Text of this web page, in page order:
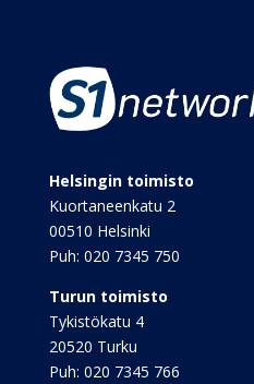
Helsingin toimisto
Kuortaneenkatu 2
00510 Helsinki
Puh: 020 7345 750
Turun toimisto
Tykistökatu 4
20520 Turku
Puh: 020 7345 766